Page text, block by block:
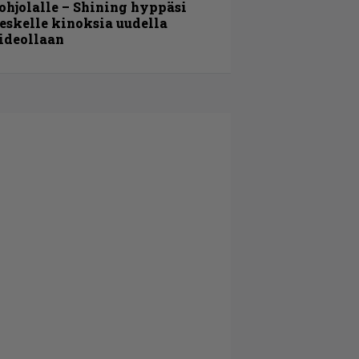
– Shining hyppäsi
kinoksia uudella